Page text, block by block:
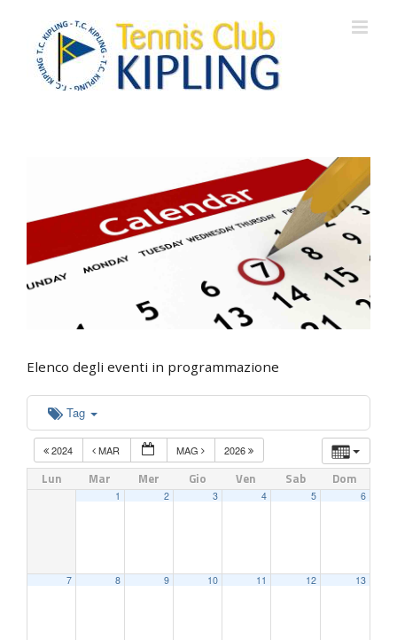
contenuto
Elenco degli eventi in programmazione
Tag
2024 MAR MAG 2026
Lun Mar Mer Gio Ven Sab Dom
1 2 3 4 5 6
7 8 9 10 11 12 13